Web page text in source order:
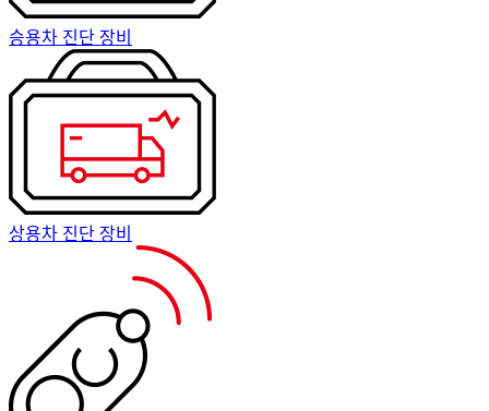
승용차 진단 장비
상용차 진단 장비